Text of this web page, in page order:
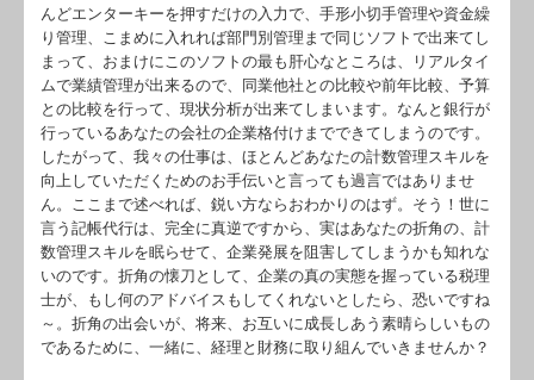
んどエンターキーを押すだけの入力で、手形小切手管理や資金繰
り管理、こまめに入れれば部門別管理まで同じソフトで出来てし
まって、おまけにこのソフトの最も肝心なところは、リアルタイ
ムで業績管理が出来るので、同業他社との比較や前年比較、予算
との比較を行って、現状分析が出来てしまいます。なんと銀行が
行っているあなたの会社の企業格付けまでできてしまうのです。
したがって、我々の仕事は、ほとんどあなたの計数管理スキルを
向上していただくためのお手伝いと言っても過言ではありませ
ん。ここまで述べれば、鋭い方ならおわかりのはず。そう！世に
言う記帳代行は、完全に真逆ですから、実はあなたの折角の、計
数管理スキルを眠らせて、企業発展を阻害してしまうかも知れな
いのです。折角の懐刀として、企業の真の実態を握っている税理
士が、もし何のアドバイスもしてくれないとしたら、恐いですね
～。折角の出会いが、将来、お互いに成長しあう素晴らしいもの
であるために、一緒に、経理と財務に取り組んでいきませんか？